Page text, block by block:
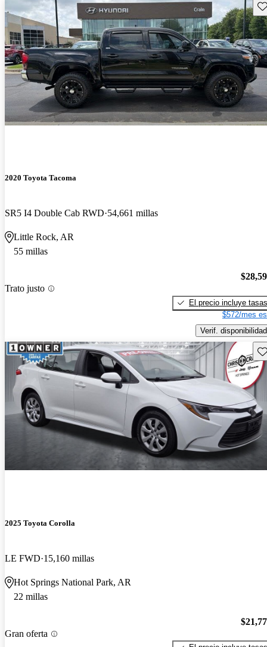
2020 Toyota Tacoma
SR5 I4 Double Cab RWD 54,661 millas
Little Rock, AR
55 millas
Trato justo
El precio incluye tasas
$572/mes
Verif. disponibilidad
2025 Toyota Corolla
LE FWD 15,160 millas
Hot Springs National Park, AR
22 millas
Gran oferta